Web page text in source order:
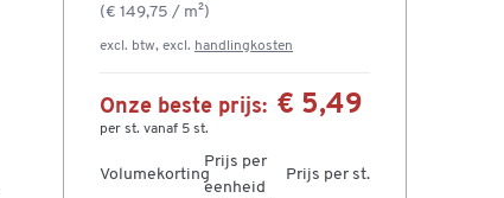
(€ 149,75 / m²)
excl. btw, excl. handlingkosten
Onze beste prijs: € 5,49
per st. vanaf 5 st.
Volumekorting
Prijs per
eenheid
Prijs per st.